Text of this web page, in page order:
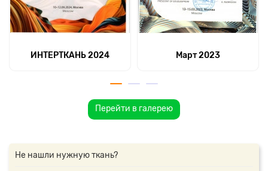
ИНТЕРТКАНЬ 2024 Март 2023
Перейти в галерею
Не нашли нужную ткань?